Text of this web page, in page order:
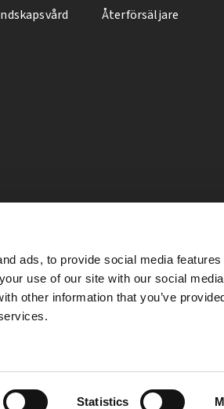
ads, to provide social media
use of our site with our social
other information that you’ve
Statistics
Återförsäljare